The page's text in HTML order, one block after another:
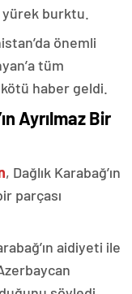
burktu.
önemli
tüm
kötü haber geldi.
Ayrılmaz Bir
, Dağlık Karabağ’ın
parçası
aidiyeti ile